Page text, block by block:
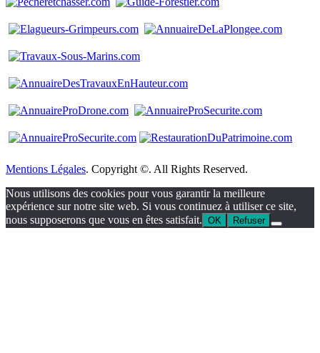
Mentions Légales. Copyright ©. All Rights Reserved.
Nous utilisons des cookies pour vous garantir la meilleure
expérience sur notre site web. Si vous continuez à utiliser ce site,
nous supposerons que vous en êtes satisfait. OK Refuser